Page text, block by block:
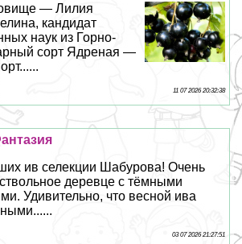
— Лилия
кандидат
наук из Горно-
сорт Ядреная —
11 07 2026 20:32:38
ив селекции Шабурова! Очень
деревце с тёмными
Удивительно, что весной ива
03 07 2026 21:27:51